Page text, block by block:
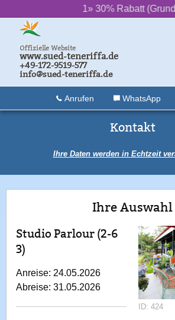
1» 30% Rabatt
Offizielle Website
www.sued-teneriffa.de
+49-172-9519-577
info@sued-teneriffa.de
Anrufen WhatsApp
Kontakt
Ihre Daten werden in Echtzeit
Ihre Auswahl
Studio Parlour (2-6
3)
Anreise: 24.05.2026
Abreise: 31.05.2026
ID: 424